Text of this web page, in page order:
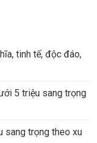
tinh tế, độc đáo,
5 triệu sang trọng
sang trọng theo xu